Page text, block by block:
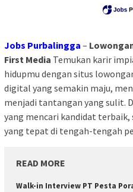
Jobs Purbalingga –
First Media Temukan karir
hidupmu dengan situs
digital yang semakin maju,
menjadi tantangan yang sulit.
yang mencari kandidat
yang tepat di tengah-tengah
READ MORE
Walk-in Interview PT Pesta